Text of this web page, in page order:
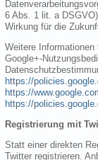
6 Abs. 1 lit. a
Wirkung für die
Weitere Informationen
Google+-
https://
https://
https://
Registrierung mit
Statt einer direkten
Twitter registrieren.